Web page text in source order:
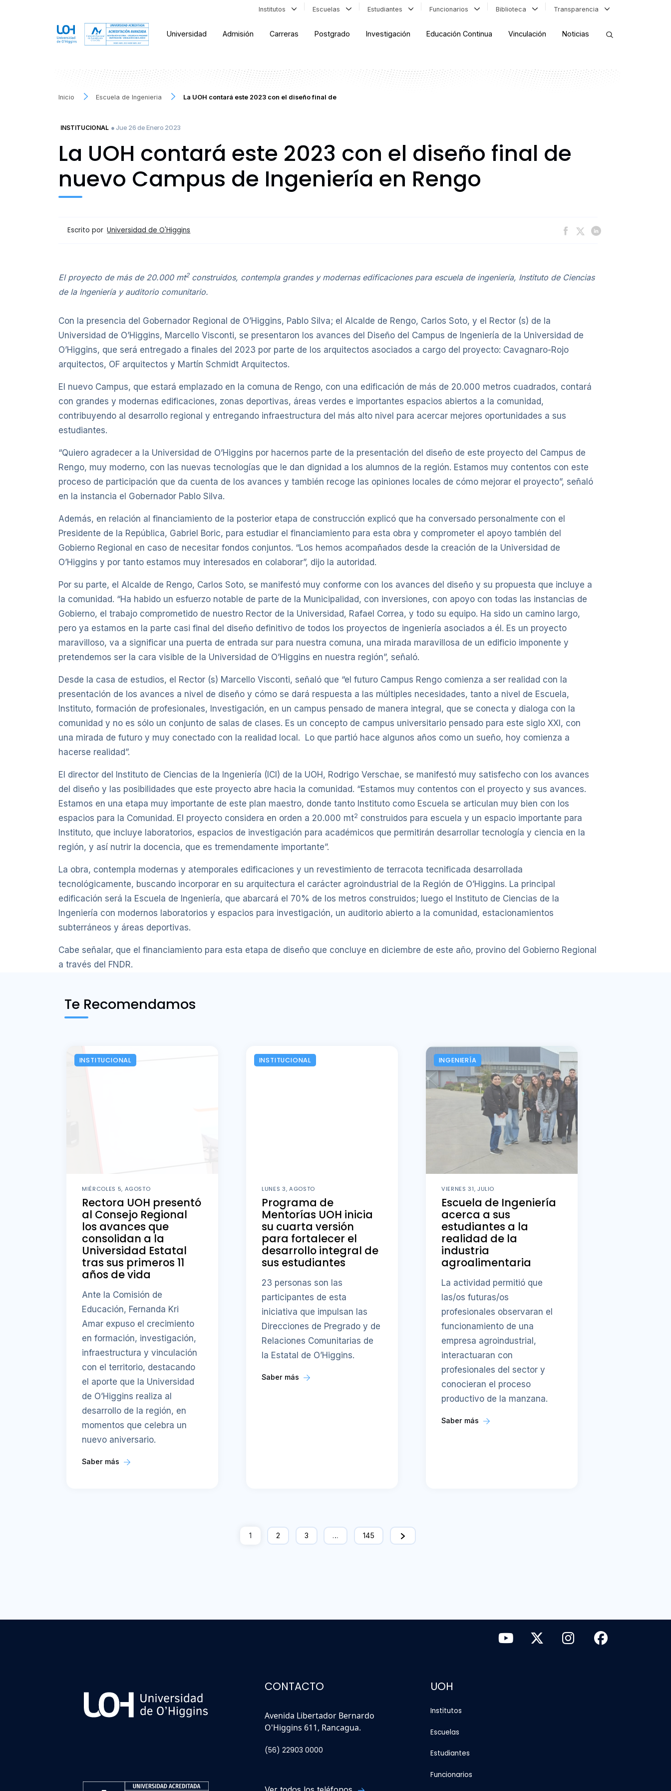
Institutos Escuelas Estudiantes Funcionarios Biblioteca Transparencia
Universidad Admisión Carreras Postgrado Investigación Educación Continua Vinculación Noticias
Inicio Escuela de Ingenieria La UOH contará este 2023 con el diseño final de
INSTITUCIONAL ● Jue 26 de Enero 2023
La UOH contará este 2023 con el diseño final de
nuevo Campus de Ingeniería en Rengo
Escrito por Universidad de O'Higgins
El proyecto de más de 20.000 mt2construidos, contempla grandes y modernas edificaciones para escuela de ingeniería, Instituto de Ciencias
de la Ingeniería y auditorio comunitario.
Con la presencia del Gobernador Regional de O’Higgins, Pablo Silva; el Alcalde de Rengo, Carlos Soto, y el Rector (s) de la
Universidad de O’Higgins, Marcello Visconti, se presentaron los avances del Diseño del Campus de Ingeniería de la Universidad de
O’Higgins, que será entregado a finales del 2023 por parte de los arquitectos asociados a cargo del proyecto: Cavagnaro-Rojo
arquitectos, OF arquitectos y Martín Schmidt Arquitectos.
El nuevo Campus, que estará emplazado en la comuna de Rengo, con una edificación de más de 20.000 metros cuadrados, contará
con grandes y modernas edificaciones, zonas deportivas, áreas verdes e importantes espacios abiertos a la comunidad,
contribuyendo al desarrollo regional y entregando infraestructura del más alto nivel para acercar mejores oportunidades a sus
estudiantes.
“Quiero agradecer a la Universidad de O’Higgins por hacernos parte de la presentación del diseño de este proyecto del Campus de
Rengo, muy moderno, con las nuevas tecnologías que le dan dignidad a los alumnos de la región. Estamos muy contentos con este
proceso de participación que da cuenta de los avances y también recoge las opiniones locales de cómo mejorar el proyecto”, señaló
en la instancia el Gobernador Pablo Silva.
Además, en relación al financiamiento de la posterior etapa de construcción explicó que ha conversado personalmente con el
Presidente de la República, Gabriel Boric, para estudiar el financiamiento para esta obra y comprometer el apoyo también del
Gobierno Regional en caso de necesitar fondos conjuntos. “Los hemos acompañados desde la creación de la Universidad de
O’Higgins y por tanto estamos muy interesados en colaborar”, dijo la autoridad.
Por su parte, el Alcalde de Rengo, Carlos Soto, se manifestó muy conforme con los avances del diseño y su propuesta que incluye a
la comunidad. “Ha habido un esfuerzo notable de parte de la Municipalidad, con inversiones, con apoyo con todas las instancias de
Gobierno, el trabajo comprometido de nuestro Rector de la Universidad, Rafael Correa, y todo su equipo. Ha sido un camino largo,
pero ya estamos en la parte casi final del diseño definitivo de todos los proyectos de ingeniería asociados a él. Es un proyecto
maravilloso, va a significar una puerta de entrada sur para nuestra comuna, una mirada maravillosa de un edificio imponente y
pretendemos ser la cara visible de la Universidad de O’Higgins en nuestra región”, señaló.
Desde la casa de estudios, el Rector (s) Marcello Visconti, señaló que “el futuro Campus Rengo comienza a ser realidad con la
presentación de los avances a nivel de diseño y cómo se dará respuesta a las múltiples necesidades, tanto a nivel de Escuela,
Instituto, formación de profesionales, Investigación, en un campus pensado de manera integral, que se conecta y dialoga con la
comunidad y no es sólo un conjunto de salas de clases. Es un concepto de campus universitario pensado para este siglo XXI, con
una mirada de futuro y muy conectado con la realidad local. Lo que partió hace algunos años como un sueño, hoy comienza a
hacerse realidad”.
El director del Instituto de Ciencias de la Ingeniería (ICI) de la UOH, Rodrigo Verschae, se manifestó muy satisfecho con los avances
del diseño y las posibilidades que este proyecto abre hacia la comunidad. “Estamos muy contentos con el proyecto y sus avances.
Estamos en una etapa muy importante de este plan maestro, donde tanto Instituto como Escuela se articulan muy bien con los
espacios para la Comunidad. El proyecto considera en orden a 20.000 mt2 construidos para escuela y un espacio importante para
Instituto, que incluye laboratorios, espacios de investigación para académicos que permitirán desarrollar tecnología y ciencia en la
región, y así nutrir la docencia, que es tremendamente importante”.
La obra, contempla modernas y atemporales edificaciones y un revestimiento de terracota tecnificada desarrollada
tecnológicamente, buscando incorporar en su arquitectura el carácter agroindustrial de la Región de O’Higgins. La principal
edificación será la Escuela de Ingeniería, que abarcará el 70% de los metros construidos; luego el Instituto de Ciencias de la
Ingeniería con modernos laboratorios y espacios para investigación, un auditorio abierto a la comunidad, estacionamientos
subterráneos y áreas deportivas.
Cabe señalar, que el financiamiento para esta etapa de diseño que concluye en diciembre de este año, provino del Gobierno Regional
a través del FNDR.
Te Recomendamos
INSTITUCIONAL
MIÉRCOLES 5, AGOSTO
Rectora UOH presentó
al Consejo Regional
los avances que
consolidan a la
Universidad Estatal
tras sus primeros 11
años de vida
Ante la Comisión de
Educación, Fernanda Kri
Amar expuso el crecimiento
en formación, investigación,
infraestructura y vinculación
con el territorio, destacando
el aporte que la Universidad
de O’Higgins realiza al
desarrollo de la región, en
momentos que celebra un
nuevo aniversario.
Saber más
INSTITUCIONAL
LUNES 3, AGOSTO
Programa de
Mentorías UOH inicia
su cuarta versión
para fortalecer el
desarrollo integral de
sus estudiantes
23 personas son las
participantes de esta
iniciativa que impulsan las
Direcciones de Pregrado y de
Relaciones Comunitarias de
la Estatal de O’Higgins.
Saber más
INGENIERÍA
VIERNES 31, JULIO
Escuela de Ingeniería
acerca a sus
estudiantes a la
realidad de la
industria
agroalimentaria
La actividad permitió que
las/os futuras/os
profesionales observaran el
funcionamiento de una
empresa agroindustrial,
interactuaran con
profesionales del sector y
conocieran el proceso
productivo de la manzana.
Saber más
1 2 3 … 145
CONTACTO
Avenida Libertador Bernardo
O'Higgins 611, Rancagua.
(56) 22903 0000
UOH
Institutos
Escuelas
Estudiantes
Funcionarios